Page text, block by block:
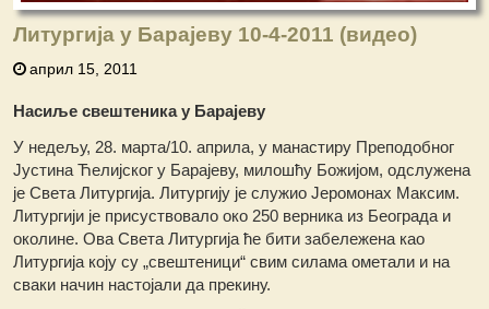
Литургија у Барајеву 10-4-2011 (видео)
април 15, 2011
Насиље свештеника у Барајеву
У недељу, 28. марта/10. априла, у манастиру Преподобног
Јустина Ћелијског у Барајеву, милошћу Божијом, одслужена
је Света Литургија. Литургију је служио Јеромонах Максим.
Литургији је присуствовало око 250 верника из Београда и
околине. Ова Света Литургија ће бити забележена као
Литургија коју су „свештеници“ свим силама ометали и на
сваки начин настојали да прекину.